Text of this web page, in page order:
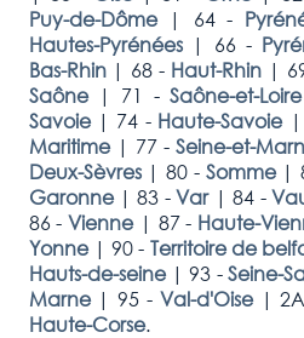
Puy-de-Dôme
| 64 -
Hautes-Pyrénées | 66 -
Bas-Rhin | 68 - Haut-Rhin |
Saône | 71 - Saône-et-Loire
Savoie | 74 - Haute-Savoie |
Maritime | 77 - Seine-et-
Deux-Sèvres | 80 - Somme |
Garonne |83 -Var |84 -
86 -Vienne | 87 - Haute-
Yonne |90 - Territoire de
Hauts-de-seine |93 -Seine-
Marne |95 - Val-d'Oise |
Haute-Corse.